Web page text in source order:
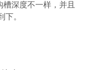
槽深度不一样，并且
下。